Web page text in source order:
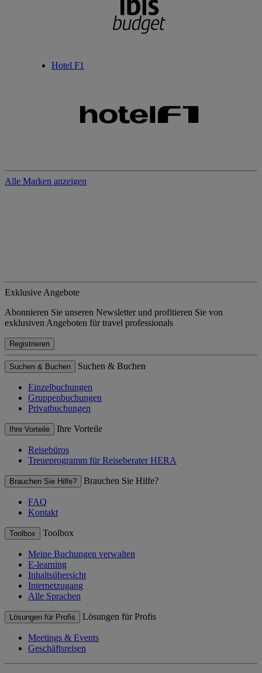
Hotel F1
Alle Marken anzeigen
Exklusive Angebote
Abonnieren Sie unseren Newsletter und profitieren Sie von
exklusiven Angeboten für travel professionals
Registrieren
Suchen & Buchen Suchen & Buchen
Einzelbuchungen
Gruppenbuchungen
Privatbuchungen
Ihre Vorteile Ihre Vorteile
Reisebüros
Treueprogramm für Reiseberater HERA
Brauchen Sie Hilfe? Brauchen Sie Hilfe?
FAQ
Kontakt
Toolbox Toolbox
Meine Buchungen verwalten
E-learning
Inhaltsübersicht
Internetzugang
Alle Sprachen
Lösungen für Profis Lösungen für Profis
Meetings & Events
Geschäftsreisen